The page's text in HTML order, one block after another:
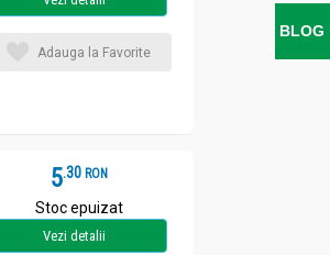
Adauga la Favorite
5.3 RON
Stoc epuizat
Vezi detalii
BLOG